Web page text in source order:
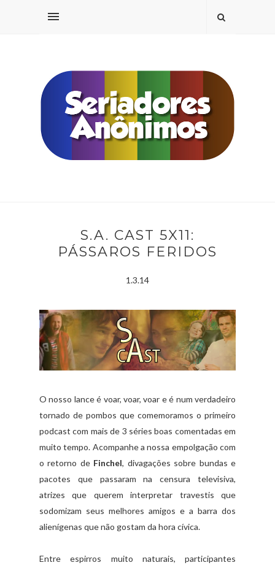
S.A. CAST 5X11:
PÁSSAROS FERIDOS
1.3.14
O nosso lance é voar, voar, voar e é num verdadeiro
tornado de pombos que comemoramos o primeiro
podcast com mais de 3 séries boas comentadas em
muito tempo. Acompanhe a nossa empolgação com
o retorno de Finchel, divagações sobre bundas e
pacotes que passaram na censura televisiva,
atrizes que querem interpretar travestis que
sodomizam seus melhores amigos e a barra dos
alienígenas que não gostam da hora cívica.
Entre espirros muito naturais, participantes